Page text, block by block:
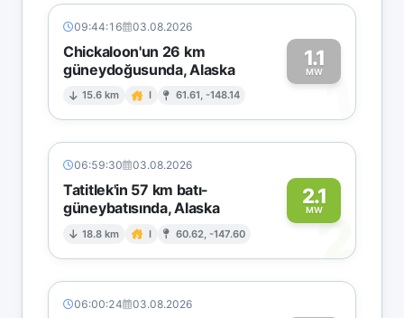
09:44:16 03.08.2026
Chickaloon'un 26 km
güneydoğusunda, Alaska
15.6 km I 61.61, -148.14
1.1
MW1
06:59:30 03.08.2026
Tatitlek'in 57 km batı-
güneybatısında, Alaska
18.8 km I 60.62, -147.60
2.1
MW
2
06:00:24 03.08.2026